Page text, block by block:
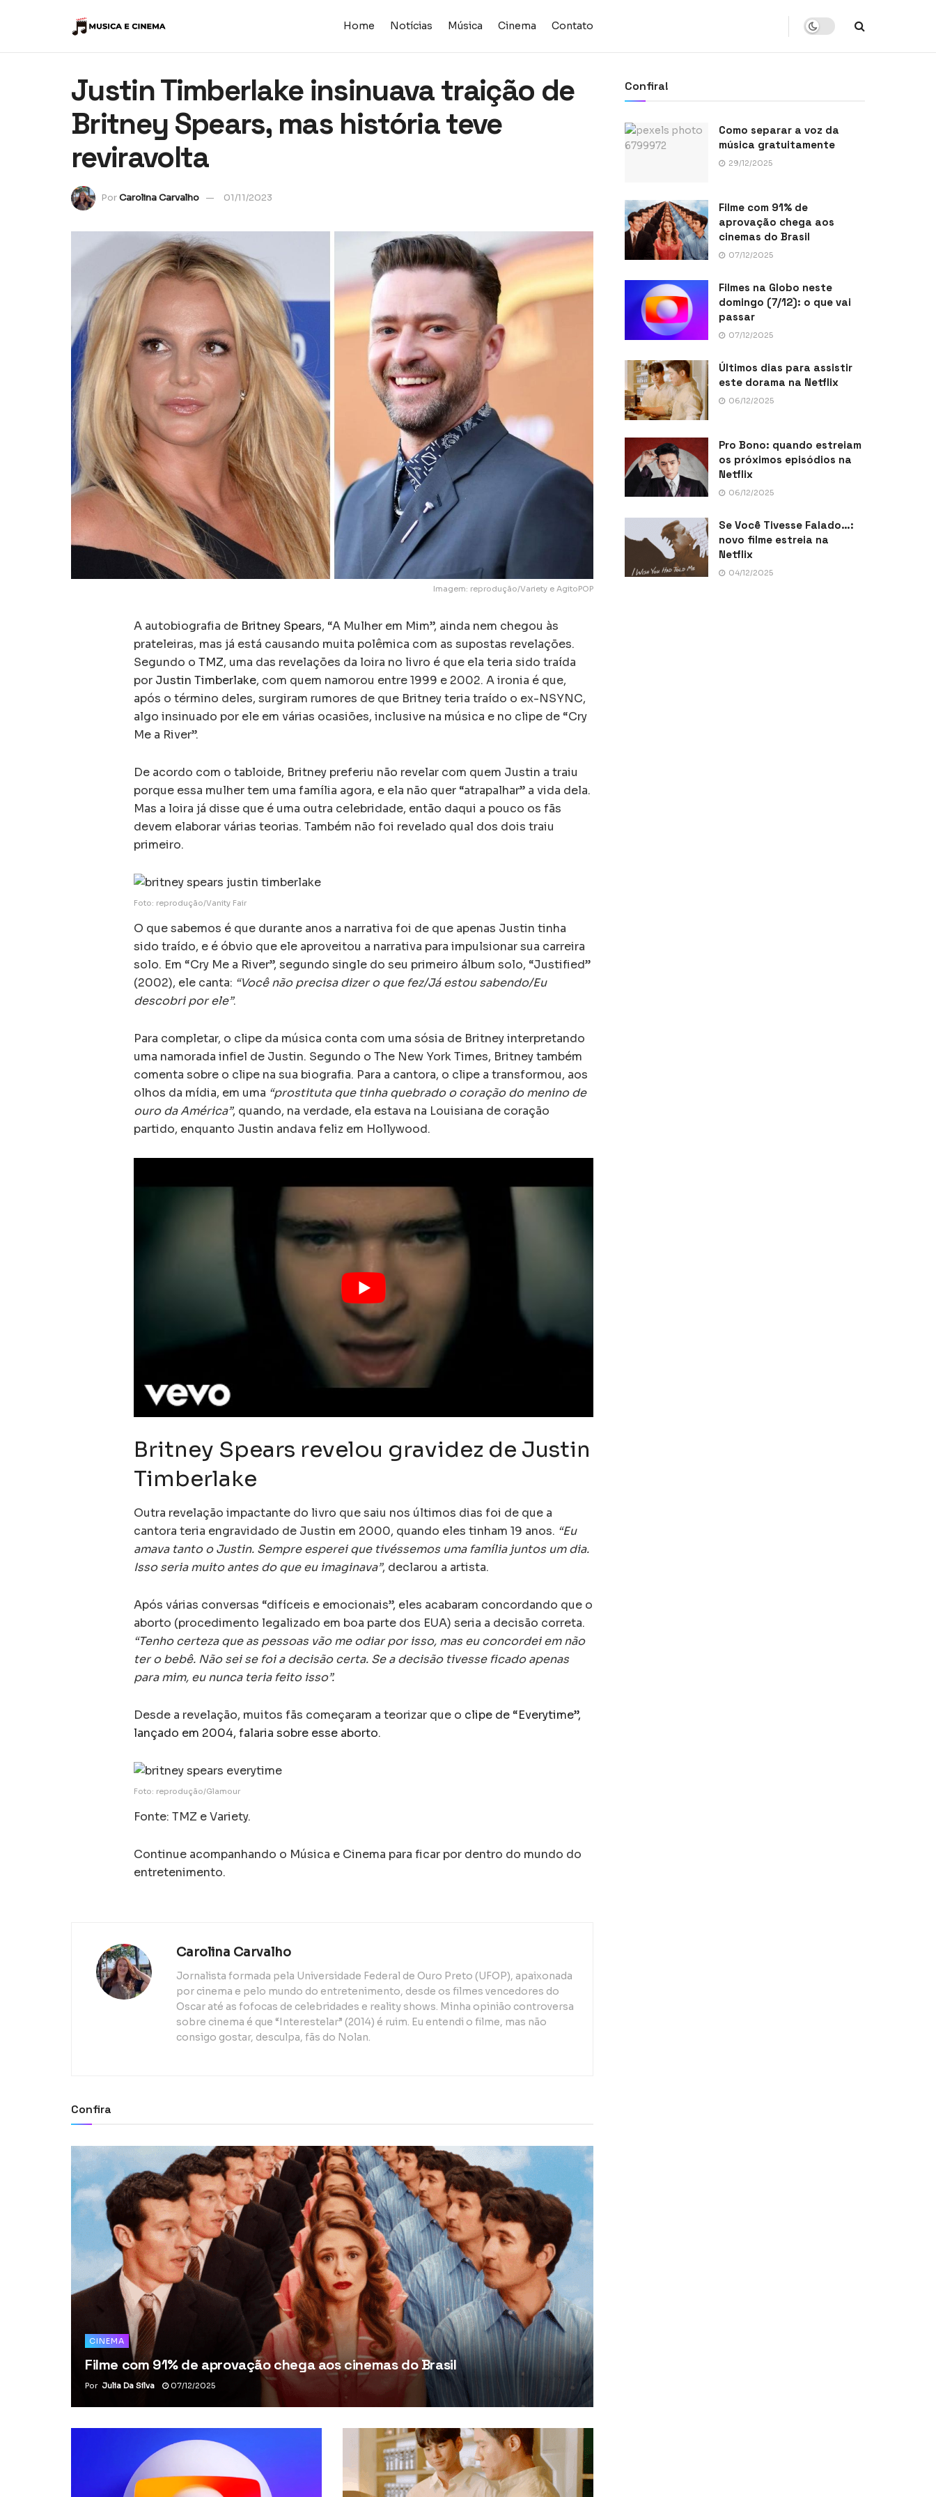
Home Notícias Música Cinema Contato
Justin Timberlake insinuava traição de
Britney Spears, mas história teve
reviravolta
PorCarolina Carvalho 01/11/2023
Imagem: reprodução/Variety e AgitoPOP
A autobiografia de Britney Spears, “A Mulher em Mim”, ainda nem chegou às
prateleiras, mas já está causando muita polêmica com as supostas revelações.
Segundo o TMZ, uma das revelações da loira no livro é que ela teria sido traída
por Justin Timberlake, com quem namorou entre 1999 e 2002. A ironia é que,
após o término deles, surgiram rumores de que Britney teria traído o ex-NSYNC,
algo insinuado por ele em várias ocasiões, inclusive na música e no clipe de “Cry
Me a River”.
De acordo com o tabloide, Britney preferiu não revelar com quem Justin a traiu
porque essa mulher tem uma família agora, e ela não quer “atrapalhar” a vida dela.
Mas a loira já disse que é uma outra celebridade, então daqui a pouco os fãs
devem elaborar várias teorias. Também não foi revelado qual dos dois traiu
primeiro.
Foto: reprodução/Vanity Fair
O que sabemos é que durante anos a narrativa foi de que apenas Justin tinha
sido traído, e é óbvio que ele aproveitou a narrativa para impulsionar sua carreira
solo. Em “Cry Me a River”, segundo single do seu primeiro álbum solo, “Justified”
(2002), ele canta: “Você não precisa dizer o que fez/Já estou sabendo/Eu
descobri por ele”.
Para completar, o clipe da música conta com uma sósia de Britney interpretando
uma namorada infiel de Justin. Segundo o The New York Times, Britney também
comenta sobre o clipe na sua biografia. Para a cantora, o clipe a transformou, aos
olhos da mídia, em uma “prostituta que tinha quebrado o coração do menino de
ouro da América”, quando, na verdade, ela estava na Louisiana de coração
partido, enquanto Justin andava feliz em Hollywood.
Britney Spears revelou gravidez de Justin
Timberlake
Outra revelação impactante do livro que saiu nos últimos dias foi de que a
cantora teria engravidado de Justin em 2000, quando eles tinham 19 anos. “Eu
amava tanto o Justin. Sempre esperei que tivéssemos uma família juntos um dia.
Isso seria muito antes do que eu imaginava”, declarou a artista.
Após várias conversas “difíceis e emocionais”, eles acabaram concordando que o
aborto (procedimento legalizado em boa parte dos EUA) seria a decisão correta.
“Tenho certeza que as pessoas vão me odiar por isso, mas eu concordei em não
ter o bebê. Não sei se foi a decisão certa. Se a decisão tivesse ficado apenas
para mim, eu nunca teria feito isso”.
Desde a revelação, muitos fãs começaram a teorizar que o clipe de “Everytime”,
lançado em 2004, falaria sobre esse aborto.
Foto: reprodução/Glamour
Fonte: TMZ e Variety.
Continue acompanhando o Música e Cinema para ficar por dentro do mundo do
entretenimento.
Carolina Carvalho
Jornalista formada pela Universidade Federal de Ouro Preto (UFOP), apaixonada
por cinema e pelo mundo do entretenimento, desde os filmes vencedores do
Oscar até as fofocas de celebridades e reality shows. Minha opinião controversa
sobre cinema é que “Interestelar” (2014) é ruim. Eu entendi o filme, mas não
consigo gostar, desculpa, fãs do Nolan.
Confira
CINEMA
Filme com 91% de aprovação chega aos cinemas do Brasil
Por Julia Da Silva 07/12/2025
Confira!
Como separar a voz da
música gratuitamente
29/12/2025
Filme com 91% de
aprovação chega aos
cinemas do Brasil
07/12/2025
Filmes na Globo neste
domingo (7/12): o que vai
passar
07/12/2025
Últimos dias para assistir
este dorama na Netflix
06/12/2025
Pro Bono: quando estreiam
os próximos episódios na
Netflix
06/12/2025
Se Você Tivesse Falado…:
novo filme estreia na
Netflix
04/12/2025